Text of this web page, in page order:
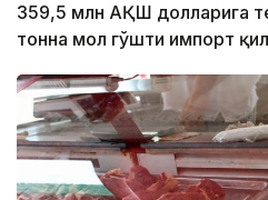
359,5 млн АҚШ долларига
тонна мол гўшти импорт